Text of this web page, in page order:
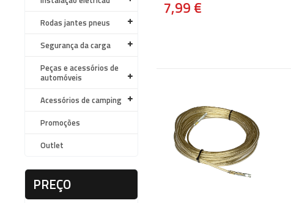
Rodas jantes pneus
Segurança da carga
Peças e acessórios de
automóveis
Acessórios de camping
Promoções
Outlet
PREÇO
7,99 €